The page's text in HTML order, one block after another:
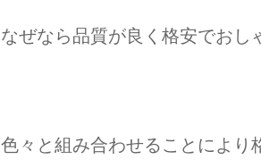
なぜなら品質が良く格安でおし
色々と組み合わせることにより